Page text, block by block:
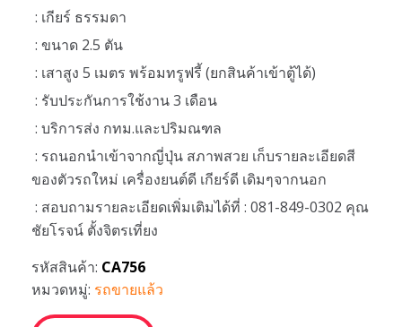
: เกียร์ ธรรมดา
: ขนาด 2.5 ตัน
: เสาสูง 5 เมตร พร้อมทรูฟรี้ (ยกสินค้าเข้าตู้ได้)
: รับประกันการใช้งาน 3 เดือน
: บริการส่ง กทม.และปริมณฑล
: รถนอกนำเข้าจากญี่ปุ่น สภาพสวย เก็บรายละเอียดสี
ของตัวรถใหม่ เครื่องยนต์ดี เกียร์ดี เดิมๆจากนอก
: สอบถามรายละเอียดเพิ่มเติมได้ที่ : 081-849-0302 คุณ
ชัยโรจน์ ตั้งจิตรเที่ยง
รหัสสินค้า: CA756
หมวดหมู่: รถขายแล้ว